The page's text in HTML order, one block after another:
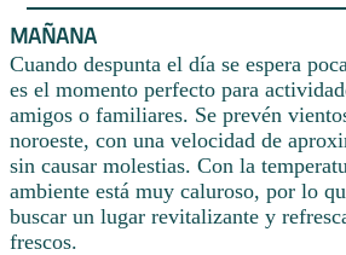
MAÑANA
Cuando despunta el día se espera
es el momento perfecto para
amigos o familiares. Se prevén
noroeste, con una velocidad de
sin causar molestias. Con la
ambiente está muy caluroso, por lo
buscar un lugar revitalizante y
frescos.